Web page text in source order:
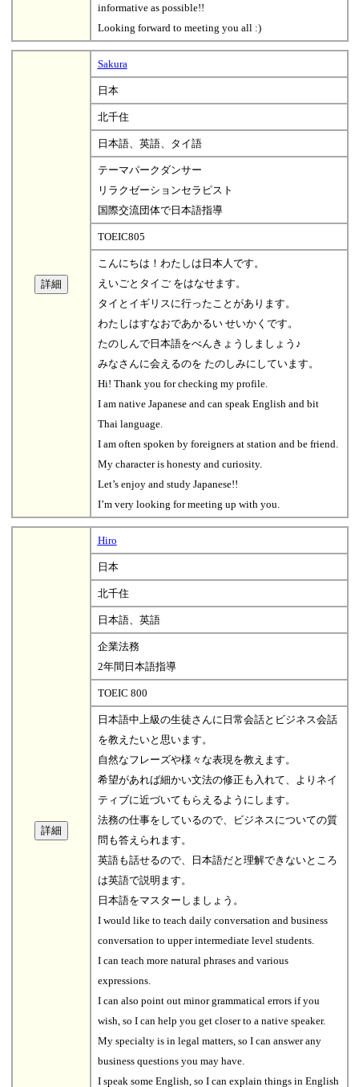
informative as possible!!
Looking forward to meeting you all :)
Sakura
日本
北千住
日本語、英語、タイ語
テーマパークダンサー
リラクゼーションセラピスト
国際交流団体で日本語指導
TOEIC805
こんにちは！わたしは日本人です。
えいごとタイご をはなせます。
タイとイギリスに行ったことがあります。
わたしはすなおであかるい せいかくです。
たのしんで日本語をべんきょうしましょう♪
みなさんに会えるのを たのしみにしています。
Hi! Thank you for checking my profile.
I am native Japanese and can speak English and bit
Thai language.
I am often spoken by foreigners at station and be friend.
My character is honesty and curiosity.
Let’s enjoy and study Japanese!!
I’m very looking for meeting up with you.
Hiro
日本
北千住
日本語、英語
企業法務
2年間日本語指導
TOEIC 800
日本語中上級の生徒さんに日常会話とビジネス会話
を教えたいと思います。
自然なフレーズや様々な表現を教えます。
希望があれば細かい文法の修正も入れて、よりネイ
ティブに近づいてもらえるようにします。
法務の仕事をしているので、ビジネスについての質
問も答えられます。
英語も話せるので、日本語だと理解できないところ
は英語で説明ます。
日本語をマスターしましょう。
I would like to teach daily conversation and business
conversation to upper intermediate level students.
I can teach more natural phrases and various
expressions.
I can also point out minor grammatical errors if you
wish, so I can help you get closer to a native speaker.
My specialty is in legal matters, so I can answer any
business questions you may have.
I speak some English, so I can explain things in English